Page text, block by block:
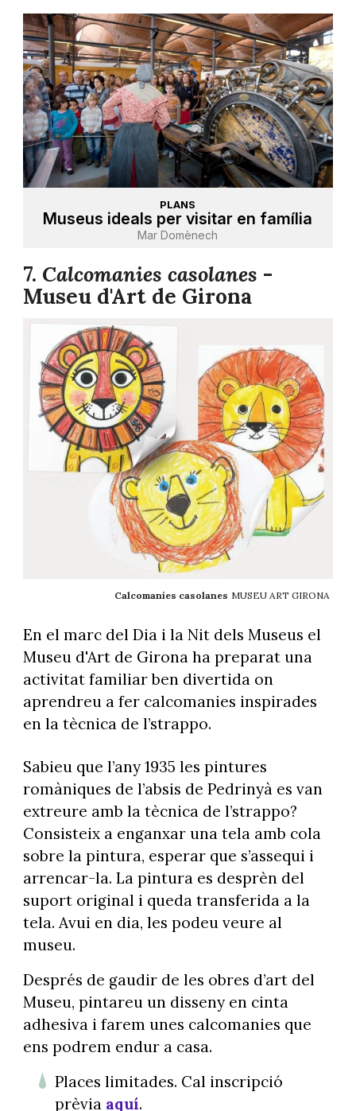
PLANS
Museus ideals per visitar en família
Mar Domènech
7. Calcomanies casolanes -
Museu d'Art de Girona
Calcomanies casolanes MUSEU ART GIRONA
En el marc del Dia i la Nit dels Museus el
Museu d'Art de Girona ha preparat una
activitat familiar ben divertida on
aprendreu a fer calcomanies inspirades
en la tècnica de l’strappo.
Sabieu que l’any 1935 les pintures
romàniques de l’absis de Pedrinyà es van
extreure amb la tècnica de l’strappo?
Consisteix a enganxar una tela amb cola
sobre la pintura, esperar que s’assequi i
arrencar-la. La pintura es desprèn del
suport original i queda transferida a la
tela. Avui en dia, les podeu veure al
museu.
Després de gaudir de les obres d’art del
Museu, pintareu un disseny en cinta
adhesiva i farem unes calcomanies que
ens podrem endur a casa.
Places limitades. Cal inscripció
prèvia aquí.